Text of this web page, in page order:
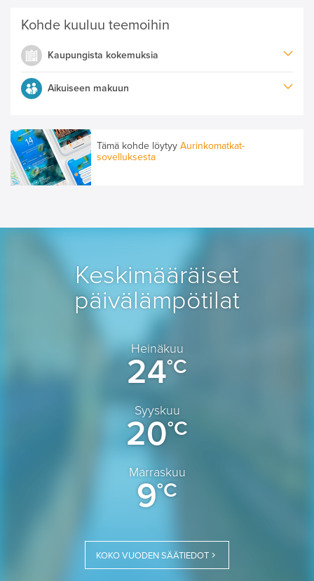
Kohde kuuluu teemoihin
Kaupungista kokemuksia
Aikuiseen makuun
Tämä kohde löytyy Aurinkomatkat-
sovelluksesta
Keskimääräiset
päivälämpötilat
Heinäkuu
24°C
Syyskuu
20°C
Marraskuu
9°C
KOKO VUODEN SÄÄTIEDOT